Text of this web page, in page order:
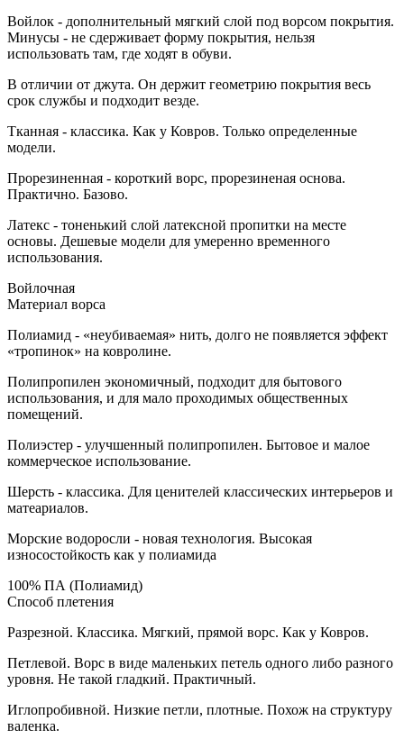
Войлок - дополнительный мягкий слой под ворсом покрытия.
Минусы - не сдерживает форму покрытия, нельзя
использовать там, где ходят в обуви.
В отличии от джута. Он держит геометрию покрытия весь
срок службы и подходит везде.
Тканная - классика. Как у Ковров. Только определенные
модели.
Прорезиненная - короткий ворс, прорезиненая основа.
Практично. Базово.
Латекс - тоненький слой латексной пропитки на месте
основы. Дешевые модели для умеренно временного
использования.
Войлочная
Материал ворса
Полиамид - «неубиваемая» нить, долго не появляется эффект
«тропинок» на ковролине.
Полипропилен экономичный, подходит для бытового
использования, и для мало проходимых общественных
помещений.
Полиэстер - улучшенный полипропилен. Бытовое и малое
коммерческое использование.
Шерсть - классика. Для ценителей классических интерьеров и
матеариалов.
Морские водоросли - новая технология. Высокая
износостойкость как у полиамида
100% ПА (Полиамид)
Способ плетения
Разрезной. Классика. Мягкий, прямой ворс. Как у Ковров.
Петлевой. Ворс в виде маленьких петель одного либо разного
уровня. Не такой гладкий. Практичный.
Иглопробивной. Низкие петли, плотные. Похож на структуру
валенка.